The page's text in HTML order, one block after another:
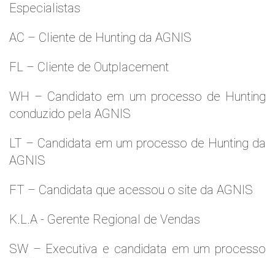
Especialistas
AC – Cliente de Hunting da AGNIS
FL – Cliente de Outplacement
WH – Candidato em um processo de Hunting
conduzido pela AGNIS
LT – Candidata em um processo de Hunting da
AGNIS
FT – Candidata que acessou o site da AGNIS
K.L.A - Gerente Regional de Vendas
SW – Executiva e candidata em um processo